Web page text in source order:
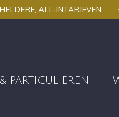
HELDERE, ALL-INTARIEVEN
PARTICULIEREN